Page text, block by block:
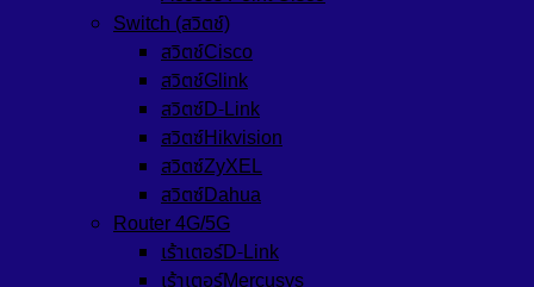
Switch (สวิตช์)
สวิตช์Cisco
สวิตช์Glink
สวิตซ์D-Link
สวิตซ์Hikvision
สวิตซ์ZyXEL
สวิตซ์Dahua
Router 4G/5G
เร้าเตอร์D-Link
เร้าเตอร์Mercusys